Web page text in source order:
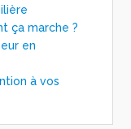
ça marche ?
en
à vos